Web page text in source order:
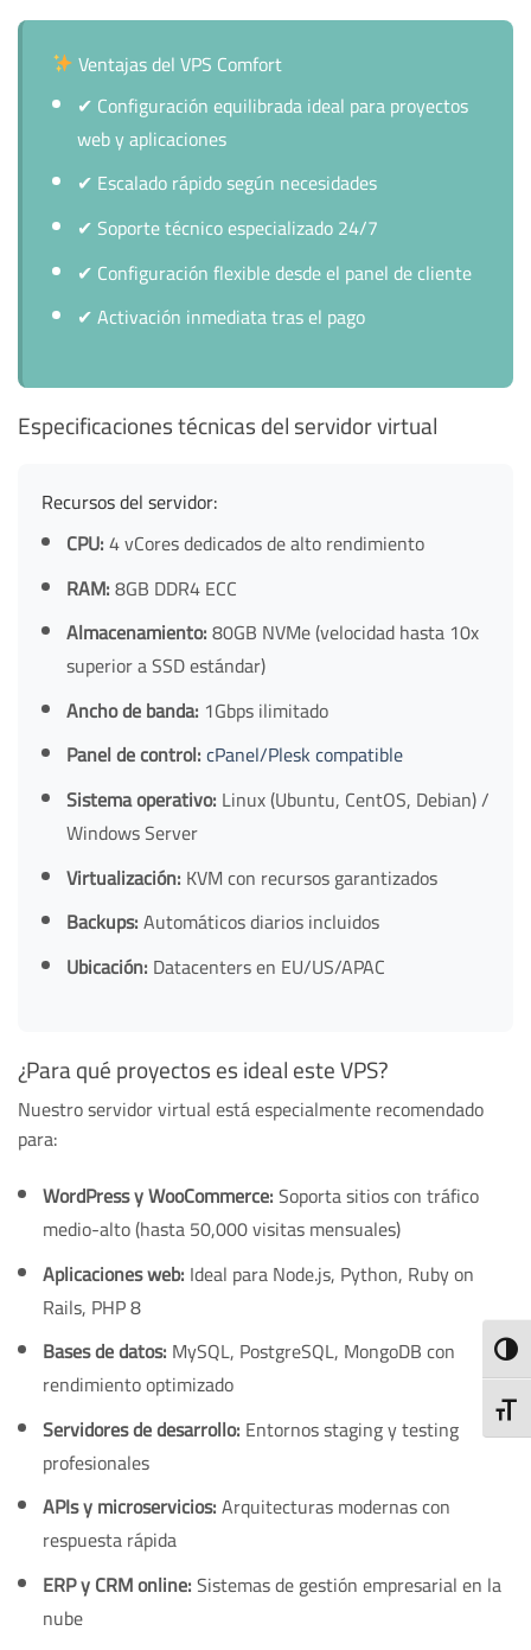
Ventajas del VPS Comfort
✔ Configuración equilibrada ideal para proyectos
web y aplicaciones
✔ Escalado rápido según necesidades
✔Soporte técnico especializado 24/7
✔ Configuración flexible desde el panel de cliente
✔Activación inmediata tras el pago
Especificaciones técnicas del servidor virtual
Recursos del servidor:
CPU:4 vCores dedicados de alto rendimiento
RAM:8GB DDR4 ECC
Almacenamiento:80GB NVMe (velocidad hasta 10x
superior a SSD estándar)
Ancho de banda: 1Gbps ilimitado
Panel de control:cPanel/Plesk compatible
Sistema operativo: Linux (Ubuntu, CentOS, Debian) /
Windows Server
Virtualización: KVM con recursos garantizados
Backups:Automáticos diarios incluidos
Ubicación: Datacenters en EU/US/APAC
¿Para qué proyectos es ideal este VPS?
Nuestro servidor virtual está especialmente recomendado
para:
WordPress y WooCommerce:Soporta sitios con tráfico
medio-alto (hasta 50,000 visitas mensuales)
Aplicaciones web: Ideal para Node.js, Python, Ruby on
Rails, PHP 8
Bases de datos: MySQL, PostgreSQL, MongoDB con
rendimiento optimizado
Servidores de desarrollo: Entornos staging y testing
profesionales
APIs y microservicios:Arquitecturas modernas con
respuesta rápida
ERP y CRM online:Sistemas de gestión empresarial en la
nube